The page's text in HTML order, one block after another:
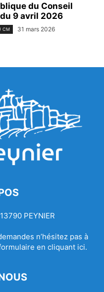
du Conseil
9 avril 2026
CM 31 mars 2026
PEYNIER
n’hésitez pas à
en cliquant ici.